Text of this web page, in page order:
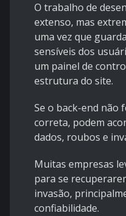
O trabalho de
extenso, mas
uma vez que
sensíveis dos
um painel de
estrutura do site.
Se o back-end não
correta, podem
dados, roubos e
Muitas empresas
para se
invasão,
confiabilidade.